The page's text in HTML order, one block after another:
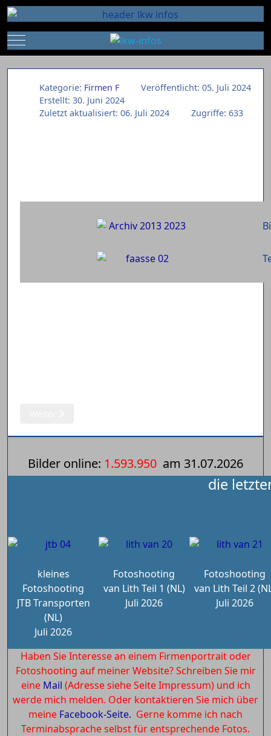
Mobile Menu Toggle
Kategorie: Firmen F
Veröffentlicht: 05. Juli 2024
Erstellt: 30. Juni 2024
Zuletzt aktualisiert: 06. Juli 2024
Zugriffe: 633
Bilder online: 1.593.950 am 31.07.2026
die
kleines
Fotoshooting
JTB Transporten
(NL)
Juli 2026
Fotoshooting
van Lith Teil 1 (NL)
Juli 2026
Fotoshooting
van Lith Teil 2
Juli 2026
Haben Sie Interesse an einem Firmenportrait oder
Fotoshooting auf meiner Website? Schreiben Sie mir
eine Mail (Adresse siehe Seite Impressum) und ich
werde mich melden. Oder kontaktieren Sie mich über
meine Facebook-Seite. Gerne komme ich nach
Terminabsprache selbst für entsprechende Fotos.